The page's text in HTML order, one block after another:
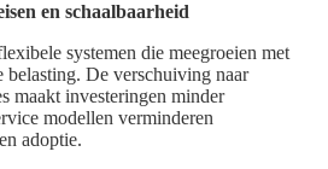
en schaalbaarheid
systemen die meegroeien met
belasting. De verschuiving naar
maakt investeringen minder
modellen verminderen
adoptie.